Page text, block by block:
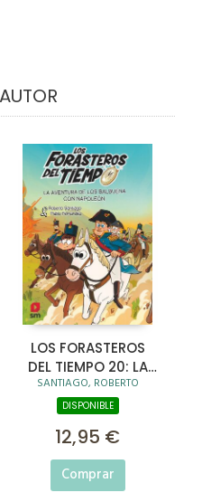
LOS FORASTEROS
DEL TIEMPO 20: LA
AVENTURA DE LOS
BALBUENA CON
SANTIAGO, ROBERTO
DISPONIBLE
12,95 €
Comprar